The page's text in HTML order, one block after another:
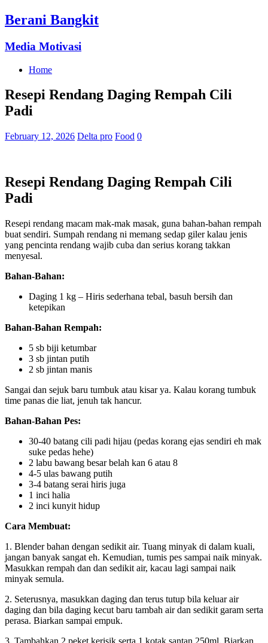
Berani Bangkit
Media Motivasi
Home
Resepi Rendang Daging Rempah Cili
Padi
February 12, 2026 Delta pro Food 0
Resepi Rendang Daging Rempah Cili
Padi
Resepi rendang macam mak-mak masak, guna bahan-bahan rempah
buat sendiri. Sumpah rendang ni memang sedap giler kalau jenis
yang pencinta rendang wajib cuba dan serius korang takkan
menyesal.
Bahan-Bahan:
Daging 1 kg – Hiris sederhana tebal, basuh bersih dan
ketepikan
Bahan-Bahan Rempah:
5 sb biji ketumbar
3 sb jintan putih
2 sb jintan manis
Sangai dan sejuk baru tumbuk atau kisar ya. Kalau korang tumbuk
time panas die liat, jenuh tak hancur.
Bahan-Bahan Pes:
30-40 batang cili padi hijau (pedas korang ejas sendiri eh mak
suke pedas hehe)
2 labu bawang besar belah kan 6 atau 8
4-5 ulas bawang putih
3-4 batang serai hiris juga
1 inci halia
2 inci kunyit hidup
Cara Membuat:
1. Blender bahan dengan sedikit air. Tuang minyak di dalam kuali,
jangan banyak sangat eh. Kemudian, tumis pes sampai naik minyak.
Masukkan rempah dan dan sedikit air, kacau lagi sampai naik
minyak semula.
2. Seterusnya, masukkan daging dan terus tutup bila keluar air
daging dan bila daging kecut baru tambah air dan sedikit garam serta
perasa. Biarkan sampai empuk.